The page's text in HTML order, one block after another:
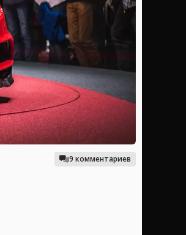
9 комментариев